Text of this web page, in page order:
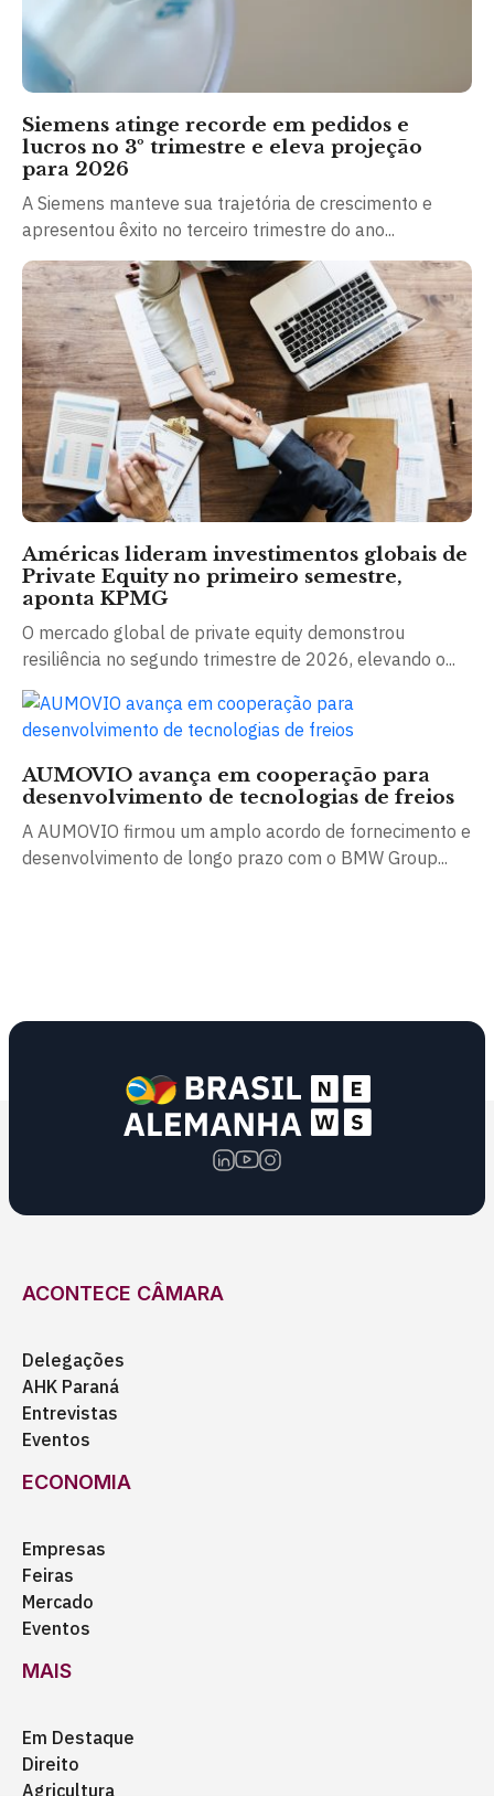
Siemens atinge recorde em pedidos e
lucros no 3º trimestre e eleva projeção
para 2026
A Siemens manteve sua trajetória de crescimento e
apresentou êxito no terceiro trimestre do ano...
Américas lideram investimentos globais de
Private Equity no primeiro semestre,
aponta KPMG
O mercado global de private equity demonstrou
resiliência no segundo trimestre de 2026, elevando o...
AUMOVIO avança em cooperação para
desenvolvimento de tecnologias de freios
A AUMOVIO firmou um amplo acordo de fornecimento e
desenvolvimento de longo prazo com o BMW Group...
ACONTECE CÂMARA
Delegações
AHK Paraná
Entrevistas
Eventos
ECONOMIA
Empresas
Feiras
Mercado
Eventos
MAIS
Em Destaque
Direito
Agricultura